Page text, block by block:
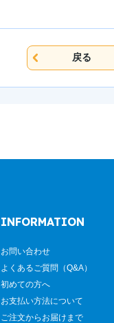
戻る
INFORMATION
お問い合わせ
よくあるご質問（Q&A）
初めての方へ
お支払い方法について
ご注文からお届けまで